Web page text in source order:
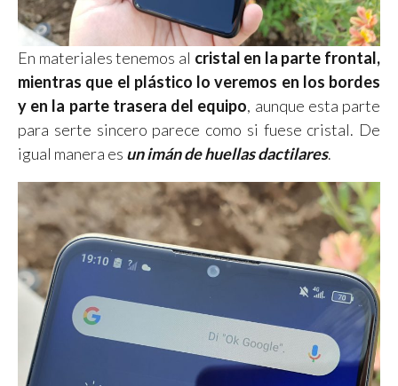
En materiales tenemos al cristal en la parte frontal,
mientras que el plástico lo veremos en los bordes
y en la parte trasera del equipo, aunque esta parte
para serte sincero parece como si fuese cristal. De
igual manera es un imán de huellas dactilares.